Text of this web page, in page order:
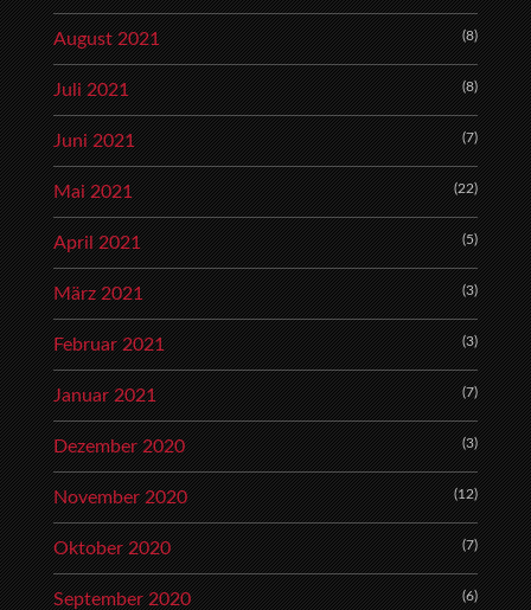
August 2021 (8)
Juli 2021 (8)
Juni 2021 (7)
Mai 2021 (22)
April 2021 (5)
März 2021 (3)
Februar 2021 (3)
Januar 2021 (7)
Dezember 2020 (3)
November 2020 (12)
Oktober 2020 (7)
September 2020 (6)